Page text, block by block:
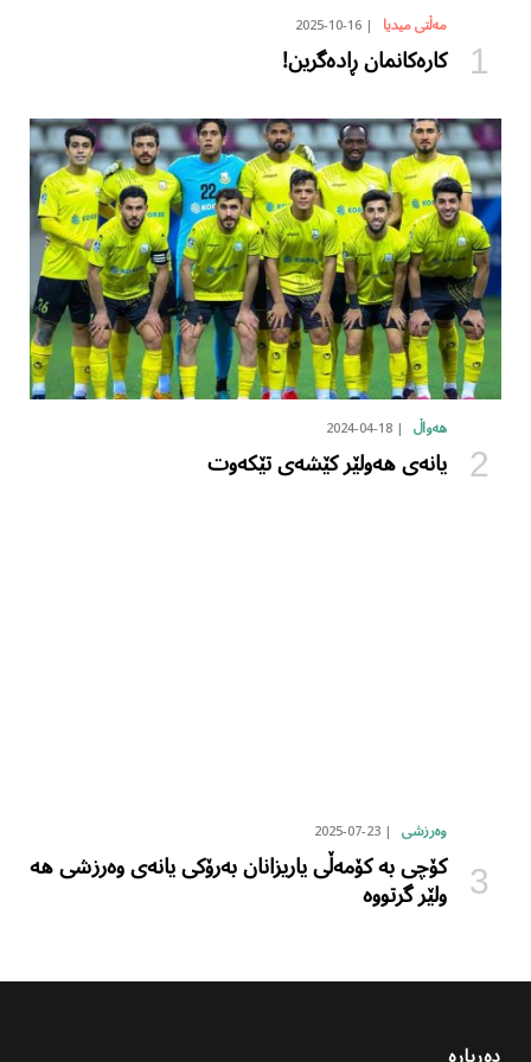
مەڵتی میدیا 2025-10-16
کارەکانمان ڕادەگرین!
هەواڵ 2024-04-18
یانەی هەولێر کێشەی تێکەوت
وەرزشی 2025-07-23
کۆچی بە کۆمەڵی یاریزانان بەرۆکی یانەی وەرزشی هە
ولێر گرتووە